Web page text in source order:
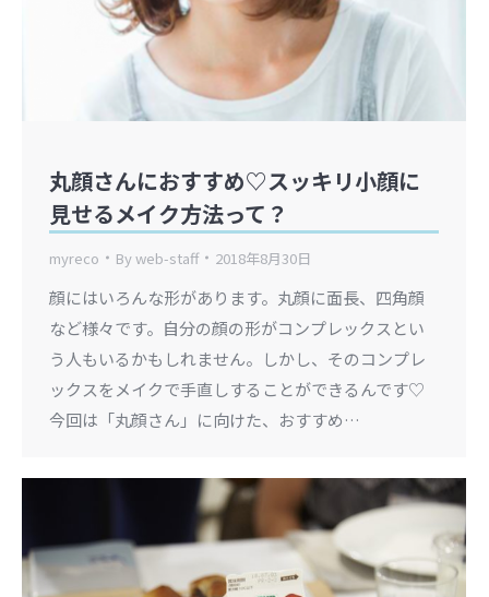
丸顔さんにおすすめ♡スッキリ小顔に
見せるメイク方法って？
myreco Byweb-staff 2018年8月30日
顔にはいろんな形があります。丸顔に面長、四角顔
など様々です。自分の顔の形がコンプレックスとい
う人もいるかもしれません。しかし、そのコンプレ
ックスをメイクで手直しすることができるんです♡
今回は「丸顔さん」に向けた、おすすめ…